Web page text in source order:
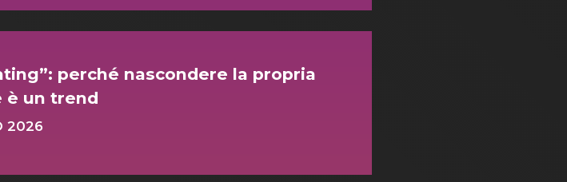
perché nascondere la propria
è un trend
2026